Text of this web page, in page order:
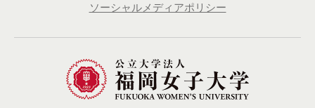
ソーシャルメディアポリシー